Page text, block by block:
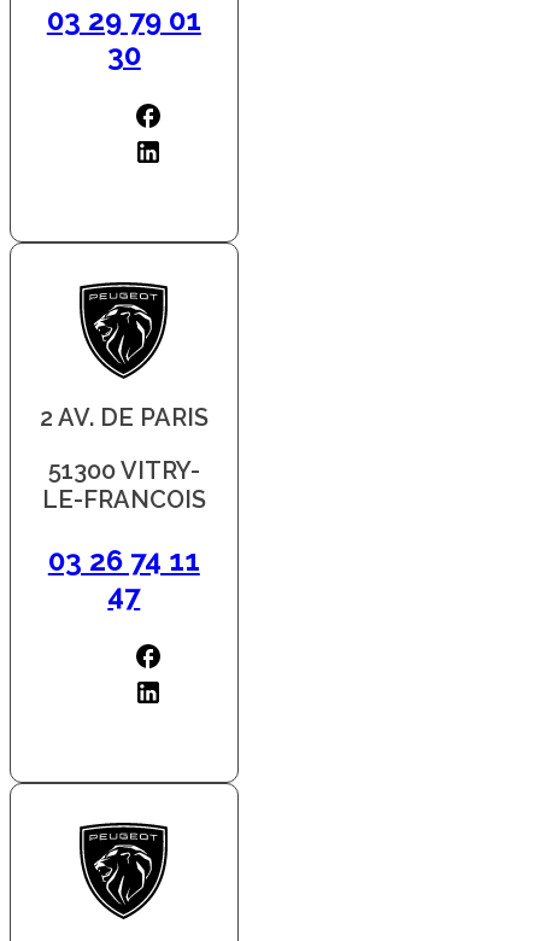
03 29 79 01
30
2 AV. DE PARIS
51300 VITRY-
LE-FRANCOIS
03 26 74 11
47